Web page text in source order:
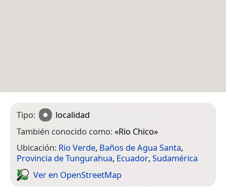
Tipo:
localidad
También conocido como:«Rio Chico»
Ubicación: Rio Verde, Baños de Agua Santa,
Provincia de Tungurahua, Ecuador, Sudamérica
Ver en Open­Street­Map